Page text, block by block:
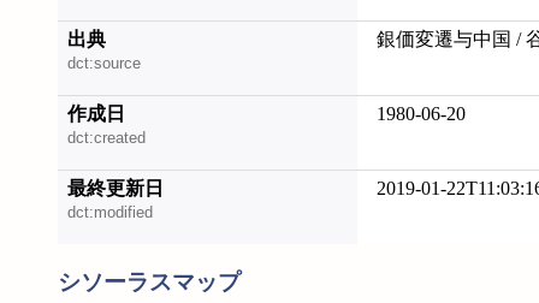
出典
dct:source
銀価変遷与中国 /
作成日
dct:created
1980-06-20
最終更新日
dct:modified
2019-01-
シソーラスマップ